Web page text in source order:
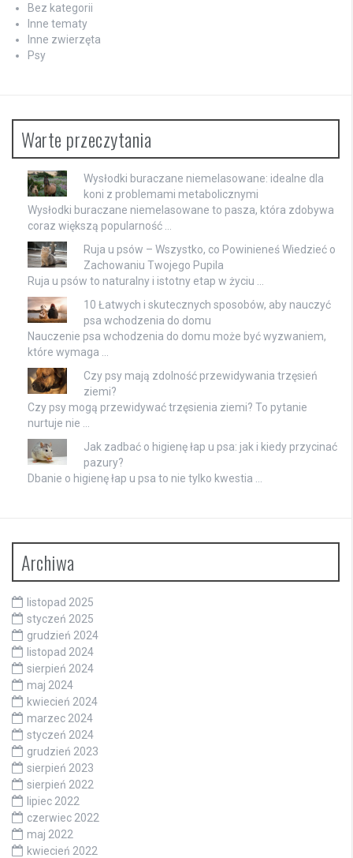
Bez kategorii
Inne tematy
Inne zwierzęta
Psy
Warte przeczytania
Wysłodki buraczane niemelasowane: idealne dla
koni z problemami metabolicznymi
Wysłodki buraczane niemelasowane to pasza, która zdobywa
coraz większą popularność …
Ruja u psów – Wszystko, co Powinieneś Wiedzieć o
Zachowaniu Twojego Pupila
Ruja u psów to naturalny i istotny etap w życiu …
10 Łatwych i skutecznych sposobów, aby nauczyć
psa wchodzenia do domu
Nauczenie psa wchodzenia do domu może być wyzwaniem,
które wymaga …
Czy psy mają zdolność przewidywania trzęsień
ziemi?
Czy psy mogą przewidywać trzęsienia ziemi? To pytanie
nurtuje nie …
Jak zadbać o higienę łap u psa: jak i kiedy przycinać
pazury?
Dbanie o higienę łap u psa to nie tylko kwestia …
Archiwa
listopad 2025
styczeń 2025
grudzień 2024
listopad 2024
sierpień 2024
maj 2024
kwiecień 2024
marzec 2024
styczeń 2024
grudzień 2023
sierpień 2023
sierpień 2022
lipiec 2022
czerwiec 2022
maj 2022
kwiecień 2022